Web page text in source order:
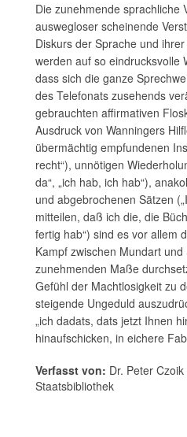
Die zunehmende sprachliche
auswegloser scheinende
Diskurs der Sprache und
werden auf so eindrucksvolle
dass sich die ganze
des Telefonats zusehends
gebrauchten affirmativen
Ausdruck von Wanningers
übermächtig empfundenen
recht“), unnötigen
da“, „ich hab, ich hab“),
und abgebrochenen Sätzen
mitteilen, daß ich die, die
fertig hab“) sind es vor allem
Kampf zwischen Mundart
zunehmenden Maße
Gefühl der Machtlosigkeit zu
steigende Ungeduld
„ich dadats, dats jetzt Ihnen
hinaufschicken, in eichere
Verfasst von: Dr. Peter
Staatsbibliothek